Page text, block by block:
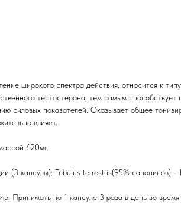
широкого спектра действия, относится к
тестостерона, тем самым способствует
силовых показателей. Оказывает общее
влияет.
620мг.
(3 капсулы): Tribulus terrestris(95% сапонинов) -
Принимать по 1 капсуле 3 раза в день во